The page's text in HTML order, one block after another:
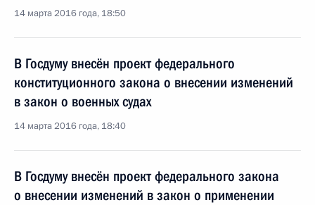
14 марта 2016 года, 18:50
В Госдуму внесён проект федерального
конституционного закона о внесении изменений
в закон о военных судах
14 марта 2016 года, 18:40
В Госдуму внесён проект федерального закона
о внесении изменений в закон о применении